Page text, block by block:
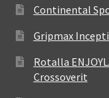
Continental
Gripmax
Rotalla
Crossoverit